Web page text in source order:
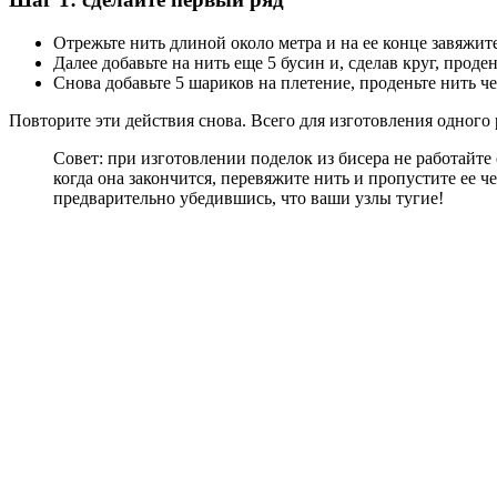
Отрежьте нить длиной около метра и на ее конце
Далее добавьте на нить еще 5 бусин и, сделав круг,
Снова добавьте 5 шариков на плетение, проденьте нить
Повторите эти действия снова. Всего для изготовления
Совет: при изготовлении поделок из бисера не
когда она закончится, перевяжите нить и пропустите
предварительно убедившись, что ваши узлы тугие!